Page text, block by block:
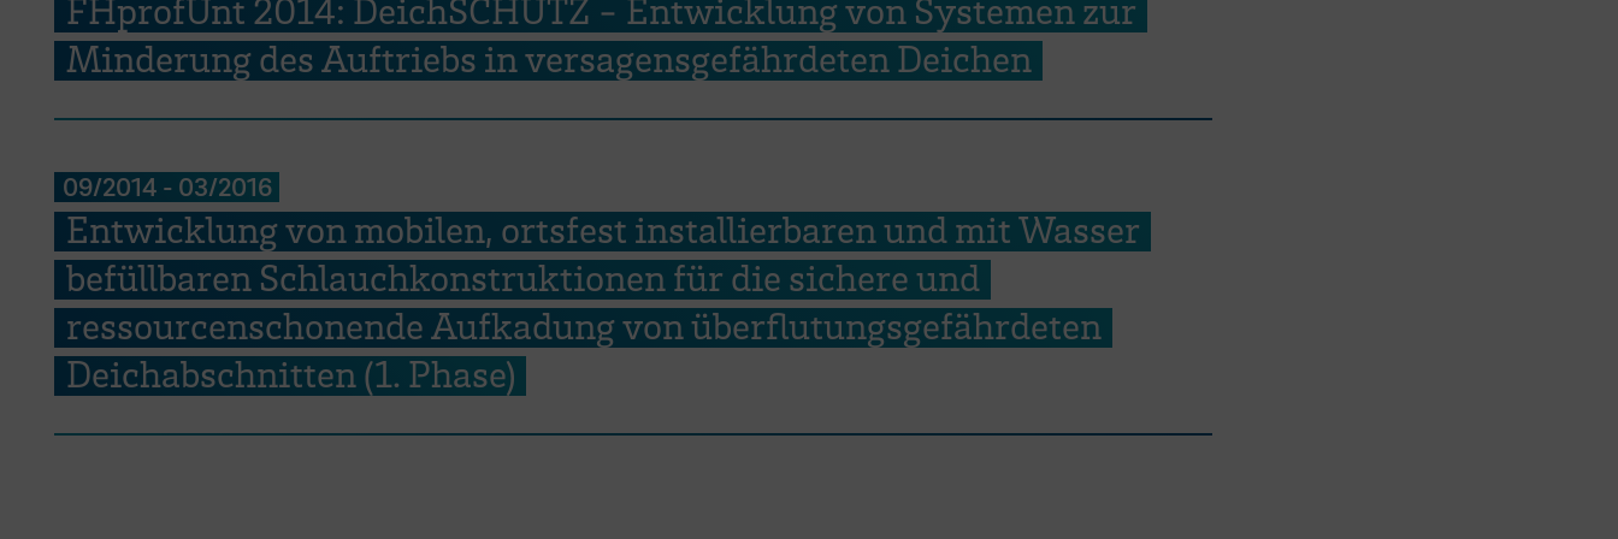
FHprofUnt 2014: DeichSCHUTZ - Entwicklung von Systemen zur
Minderung des Auftriebs in versagensgefährdeten Deichen
09/2014 - 03/2016
Entwicklung von mobilen, ortsfest installierbaren und mit Wasser
befüllbaren Schlauchkonstruktionen für die sichere und
ressourcenschonende Aufkadung von überflutungsgefährdeten
Deichabschnitten (1. Phase)